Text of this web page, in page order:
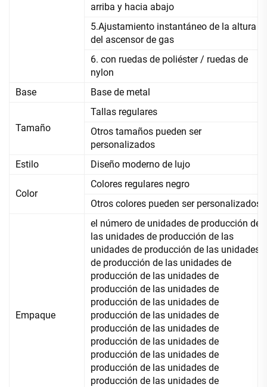
arriba y hacia abajo
5.Ajustamiento instantáneo de la altura
del ascensor de gas
6. con ruedas de poliéster / ruedas de
nylon
Base
Base de metal
Tamaño
Tallas regulares
Otros tamaños pueden ser
personalizados
Estilo
Diseño moderno de lujo
Color
Colores regulares negro
Otros colores pueden ser personalizados
Empaque
el número de unidades de producción de
las unidades de producción de las
unidades de producción de las unidades
de producción de las unidades de
producción de las unidades de
producción de las unidades de
producción de las unidades de
producción de las unidades de
producción de las unidades de
producción de las unidades de
producción de las unidades de
producción de las unidades de
producción de las unidades de